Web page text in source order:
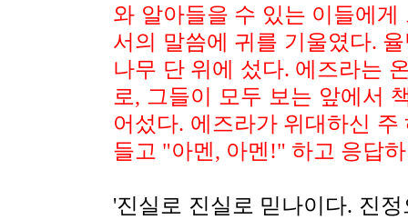
와 알아들을 수 있는 이들에
서의 말씀에 귀를 기울였다.
나무 단 위에 섰다. 에즈라는
로, 그들이 모두 보는 앞에서
어섰다. 에즈라가 위대하신
들고 "아멘, 아멘!" 하고 응답
'진실로 진실로 믿나이다. 진